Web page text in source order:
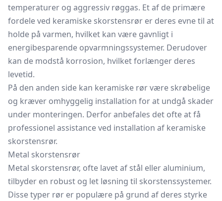
temperaturer og aggressiv røggas. Et af de primære
fordele ved keramiske skorstensrør er deres evne til at
holde på varmen, hvilket kan være gavnligt i
energibesparende opvarmningssystemer. Derudover
kan de modstå korrosion, hvilket forlænger deres
levetid.
På den anden side kan keramiske rør være skrøbelige
og kræver omhyggelig installation for at undgå skader
under monteringen. Derfor anbefales det ofte at få
professionel assistance ved installation af keramiske
skorstensrør.
Metal skorstensrør
Metal skorstensrør, ofte lavet af stål eller aluminium,
tilbyder en robust og let løsning til skorstenssystemer.
Disse typer rør er populære på grund af deres styrke